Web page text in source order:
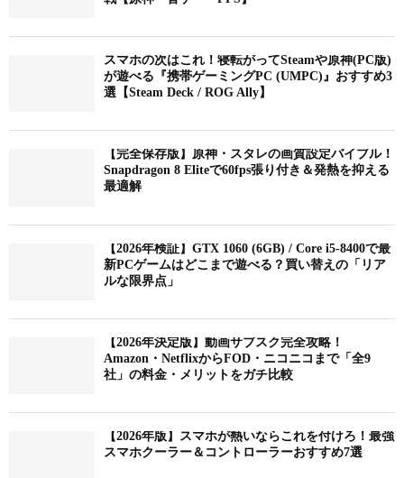
スマホの次はこれ！寝転がってSteamや原神(PC版)
が遊べる『携帯ゲーミングPC (UMPC)』おすすめ3
選【Steam Deck / ROG Ally】
【完全保存版】原神・スタレの画質設定バイブル！
Snapdragon 8 Eliteで60fps張り付き＆発熱を抑える
最適解
【2026年検証】GTX 1060 (6GB) / Core i5-8400で最
新PCゲームはどこまで遊べる？買い替えの「リア
ルな限界点」
【2026年決定版】動画サブスク完全攻略！
Amazon・NetflixからFOD・ニコニコまで「全9
社」の料金・メリットをガチ比較
【2026年版】スマホが熱いならこれを付けろ！最強
スマホクーラー＆コントローラーおすすめ7選